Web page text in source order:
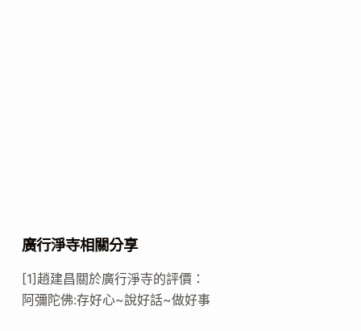
廣行淨寺相關分享
[1]趙建昌關於廣行淨寺的評價：
阿彌陀佛:存好心~說好話~做好事